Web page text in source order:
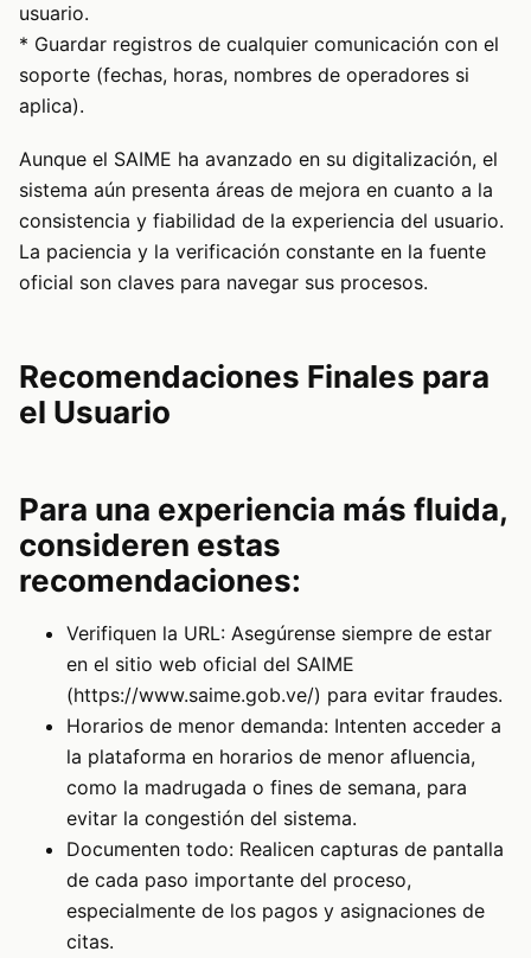
usuario.
* Guardar registros de cualquier comunicación con el
soporte (fechas, horas, nombres de operadores si
aplica).
Aunque el SAIME ha avanzado en su digitalización, el
sistema aún presenta áreas de mejora en cuanto a la
consistencia y fiabilidad de la experiencia del usuario.
La paciencia y la verificación constante en la fuente
oficial son claves para navegar sus procesos.
Recomendaciones Finales para
el Usuario
Para una experiencia más fluida,
consideren estas
recomendaciones:
Verifiquen la URL: Asegúrense siempre de estar
en el sitio web oficial del SAIME
(https://www.saime.gob.ve/) para evitar fraudes.
Horarios de menor demanda: Intenten acceder a
la plataforma en horarios de menor afluencia,
como la madrugada o fines de semana, para
evitar la congestión del sistema.
Documenten todo: Realicen capturas de pantalla
de cada paso importante del proceso,
especialmente de los pagos y asignaciones de
citas.